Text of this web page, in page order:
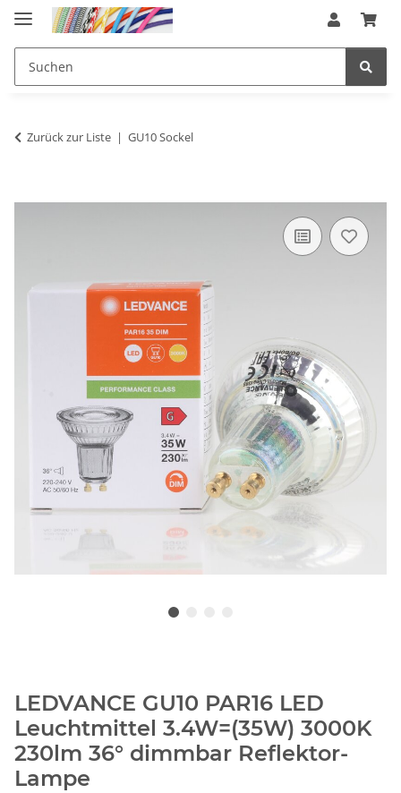
Zurück zur Liste GU10 Sockel
LEDVANCE GU10 PAR16 LED
Leuchtmittel 3.4W=(35W) 3000K
230lm 36° dimmbar Reflektor-
Lampe